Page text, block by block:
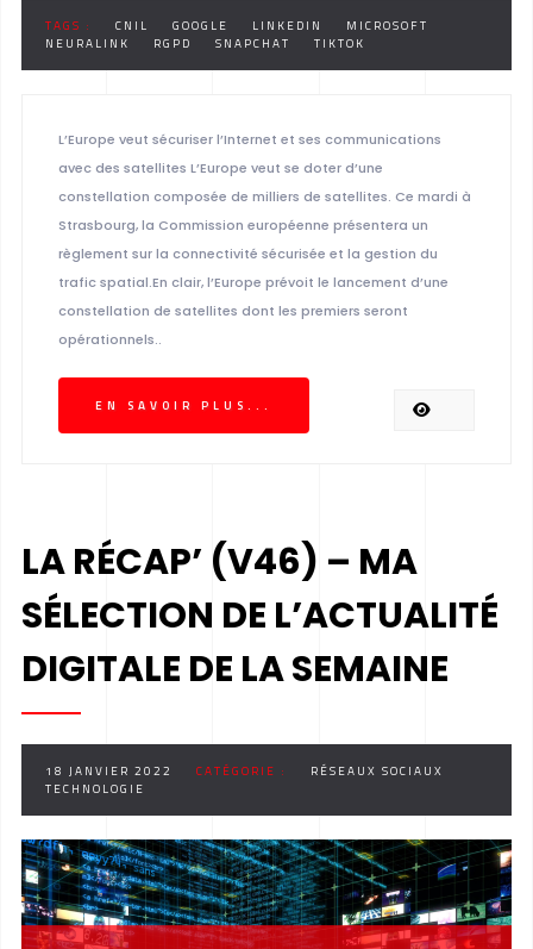
TAGS : CNIL GOOGLE LINKEDIN
MICROSOFT
NEURALINK
RGPD SNAPCHAT TIKTOK
L’Europe veut sécuriser l’Internet et ses communications
avec des satellites L’Europe veut se doter d’une
constellation composée de milliers de satellites. Ce mardi à
Strasbourg, la Commission européenne présentera un
règlement sur la connectivité sécurisée et la gestion du
trafic spatial.En clair, l’Europe prévoit le lancement d’une
constellation de satellites dont les premiers seront
opérationnels..
EN SAVOIR PLUS...
LA RÉCAP’ (V46) – MA
SÉLECTION DE L’ACTUALITÉ
DIGITALE DE LA SEMAINE
18 JANVIER 2022 CATÉGORIE :
RÉSEAUX SOCIAUX
TECHNOLOGIE